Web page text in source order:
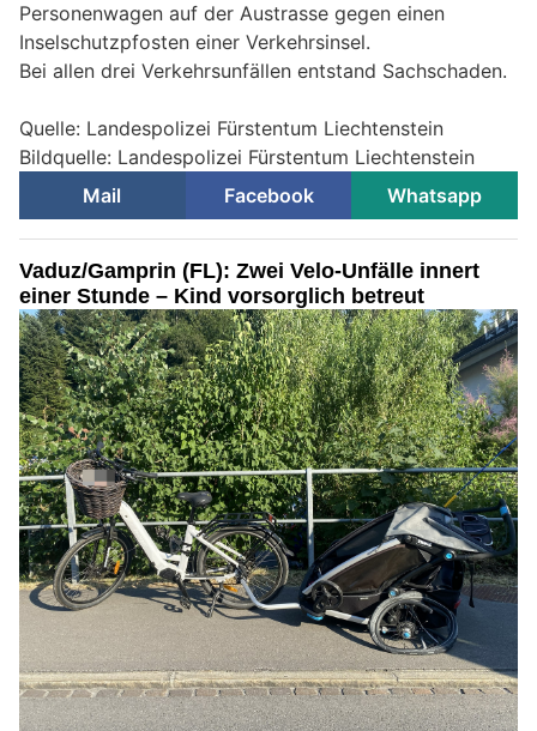
Personenwagen auf der Austrasse gegen einen
Inselschutzpfosten einer Verkehrsinsel.
Bei allen drei Verkehrsunfällen entstand Sachschaden.
Quelle: Landespolizei Fürstentum Liechtenstein
Bildquelle: Landespolizei Fürstentum Liechtenstein
Mail
Facebook Whatsapp
Vaduz/Gamprin (FL): Zwei Velo-Unfälle innert
einer Stunde – Kind vorsorglich betreut